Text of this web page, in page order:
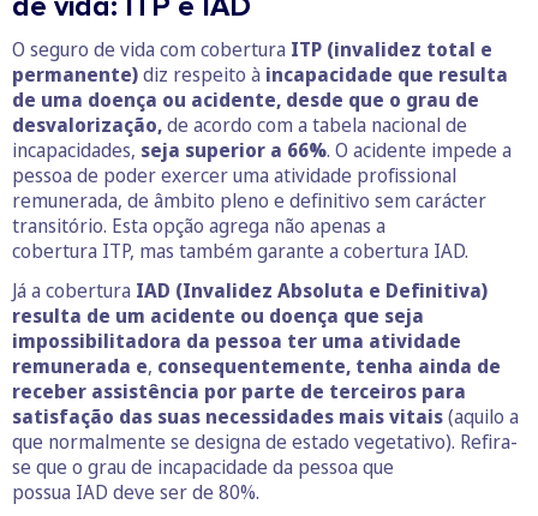
O seguro de vida com cobertura ITP (invalidez total e
permanente)diz respeito à incapacidade que resulta
de uma doença ou acidente, desde que o grau de
desvalorização,de acordo com a tabela nacional de
incapacidades, seja superior a 66%. O acidente impede a
pessoa de poder exercer uma atividade profissional
remunerada, de âmbito pleno e definitivo sem carácter
transitório. Esta opção agrega não apenas a
cobertura ITP, mas também garante a cobertura IAD.
Já a cobertura IAD (Invalidez Absoluta e Definitiva)
resulta de um acidente ou doença que seja
impossibilitadora da pessoa ter uma atividade
remunerada e, consequentemente, tenha ainda de
receber assistência por parte de terceiros para
satisfação das suas necessidades mais vitais(aquilo a
que normalmente se designa de estado vegetativo). Refira-
se que o grau de incapacidade da pessoa que
possua IAD deve ser de 80%.